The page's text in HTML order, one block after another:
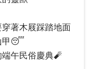
著木屐踩踏地面
甲😴
午民俗慶典🧨